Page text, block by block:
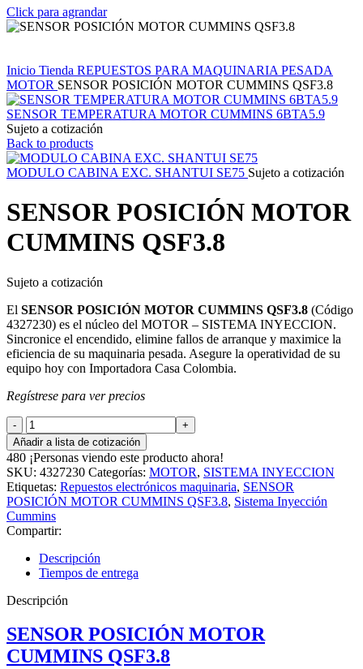
Click para agrandar
Inicio Tienda REPUESTOS PARA MAQUINARIA PESADA
MOTOR SENSOR POSICIÓN MOTOR CUMMINS QSF3.8
SENSOR TEMPERATURA MOTOR CUMMINS 6BTA5.9
Sujeto a cotización
Back to products
MODULO CABINA EXC. SHANTUI SE75 Sujeto a cotización
SENSOR POSICIÓN MOTOR
CUMMINS QSF3.8
Sujeto a cotización
El SENSOR POSICIÓN MOTOR CUMMINS QSF3.8 (Código
4327230) es el núcleo del MOTOR – SISTEMA INYECCION.
Sincronice el encendido, elimine fallos de arranque y maximice la
eficiencia de su maquinaria pesada. Asegure la operatividad de su
equipo hoy con Importadora Casa Colombia.
Regístrese para ver precios
SENSOR
POSICIÓN
MOTOR
CUMMINS
QSF3.8
cantidad
Añadir a lista de cotización
480 ¡Personas viendo este producto ahora!
SKU: 4327230 Categorías: MOTOR, SISTEMA INYECCION
Etiquetas: Repuestos electrónicos maquinaria, SENSOR
POSICIÓN MOTOR CUMMINS QSF3.8, Sistema Inyección
Cummins
Compartir:
Descripción
Tiempos de entrega
Descripción
SENSOR POSICIÓN MOTOR
CUMMINS QSF3.8